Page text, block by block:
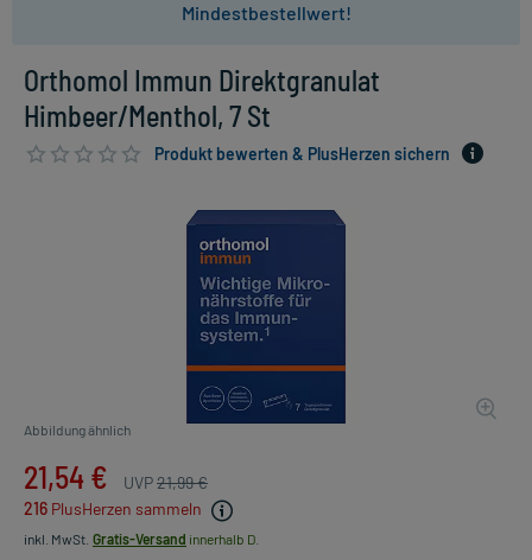
Mindestbestellwert!
Orthomol Immun Direktgranulat
Himbeer/Menthol, 7 St
Produkt bewerten & PlusHerzen sichern
Abbildung ähnlich
21,54 € UVP21,99 €
216 PlusHerzen sammeln
inkl. MwSt. Gratis-Versand innerhalb D.